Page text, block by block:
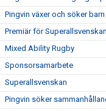
Pingvin växer och söker
Premiär för
Mixed Ability Rugby
Sponsorsamarbete
Superallsvenskan
Pingvin söker